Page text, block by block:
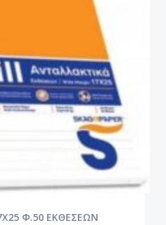
Φ.50 ΕΚΘΕΣΕΩΝ